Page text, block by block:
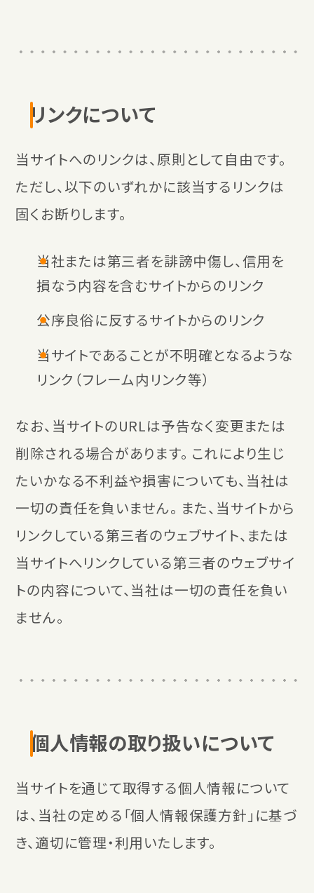
リンクについて
当サイトへのリンクは、原則として自由です。
ただし、以下のいずれかに該当するリンクは
固くお断りします。
当社または第三者を誹謗中傷し、信用を
損なう内容を含むサイトからのリンク
公序良俗に反するサイトからのリンク
当サイトであることが不明確となるような
リンク（フレーム内リンク等）
なお、当サイトのURLは予告なく変更または
削除される場合があります。 これにより生じ
たいかなる不利益や損害についても、当社は
一切の責任を負いません。 また、当サイトから
リンクしている第三者のウェブサイト、または
当サイトへリンクしている第三者のウェブサイ
トの内容について、当社は一切の責任を負い
ません。
個人情報の取り扱いについて
当サイトを通じて取得する個人情報について
は、当社の定める「個人情報保護方針」に基づ
き、適切に管理・利用いたします。